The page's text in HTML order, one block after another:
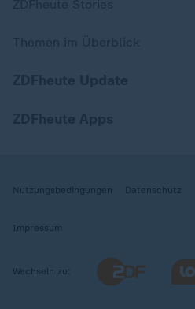
Nutzungsbedingungen Datenschutz
Impressum
Wechseln zu: